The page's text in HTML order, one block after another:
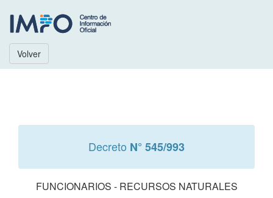
Volver
Decreto N° 545/993
FUNCIONARIOS - RECURSOS NATURALES